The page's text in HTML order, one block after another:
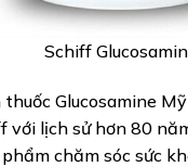
Schiff
Glucosamine
với lịch sử hơn 80
chăm sóc sức